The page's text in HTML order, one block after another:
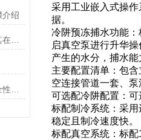
介绍
一平方冷冻干燥机的工作原理及其在材料科学中的重要性
采用工业嵌入式操
据。
冷阱预冻捕水功能
启真空泵进行升华
产生的水分，捕水
主要配置清单：包
空连接管道一套、
可选配冷阱配置：
标配制冷系统：采
稳定且制冷速度快。
标配真空系统：标